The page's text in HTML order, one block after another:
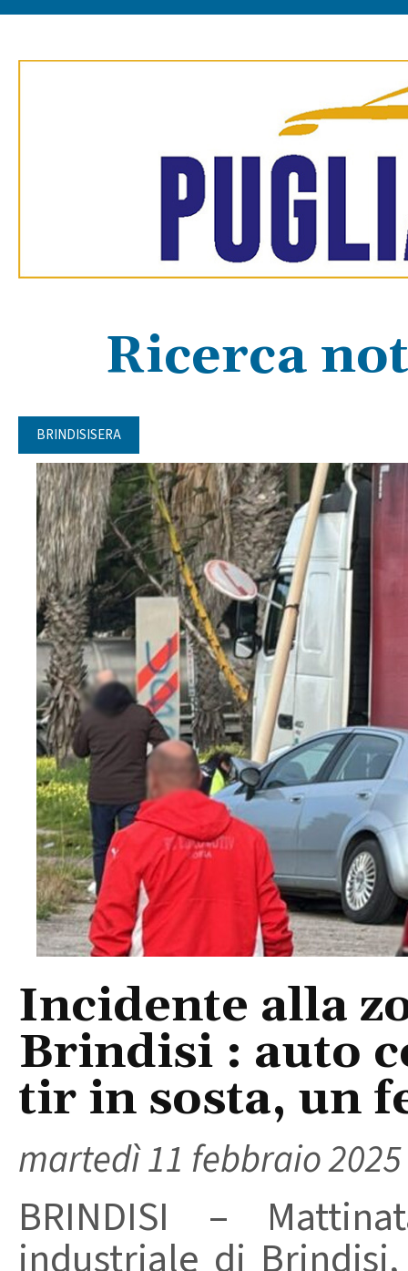
Ricerca
BRINDISISERA
Incidente alla
Brindisi : auto
tir in sosta, un
martedì 11 febbraio 2025
BRINDISI –